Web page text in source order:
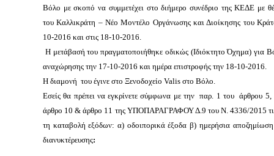
Βόλο με σκοπό να συμμετέχει στο διήμερο συνέδριο της ΚΕΔΕ με
του Καλλικράτη – Νέο Μοντέλο Οργάνωσης και Διοίκησης του
10-2016 και στις 18-10-2016.
Η μετάβασή του πραγματοποιήθηκε οδικώς (Ιδιόκτητο Όχημα) για
αναχώρησης την 17-10-2016 και ημέρα επιστροφής την 18-10-2016.
Η διαμονή του έγινε στο Ξενοδοχείο Valis στο Βόλο.
Εσείς θα πρέπει να εγκρίνετε σύμφωνα με την παρ. 1 του άρθρου 5,
άρθρο 10 & άρθρο 11 της ΥΠΟΠΑΡΑΓΡΑΦΟΥ Δ.9 του Ν. 4336/2015
τη καταβολή εξόδων: α) οδοιπορικά έξοδα β) ημερήσια
διανυκτέρευσης: